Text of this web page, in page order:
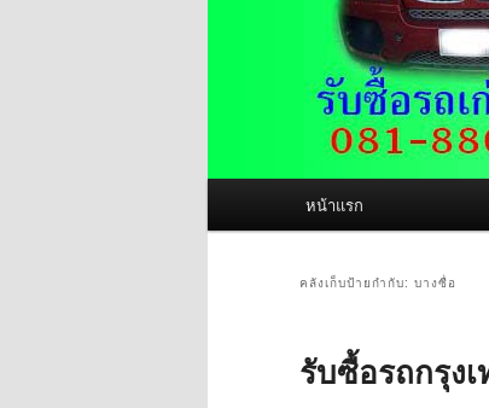
หน้าแรก
คลังเก็บป้ายกำกับ: บางซื่อ
รับซื้อรถกรุงเ